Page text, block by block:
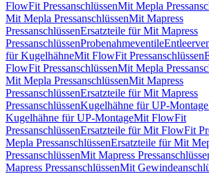
FlowFit PressanschlüssenMit Mepla
Mit Mepla PressanschlüssenMit Mapress
PressanschlüssenErsatzteile für Mit Mapress
PressanschlüssenProbenahmeventile
für KugelhähneMit FlowFit Pressanschlüssen
FlowFit PressanschlüssenMit Mepla
Mit Mepla PressanschlüssenMit Mapress
PressanschlüssenErsatzteile für Mit Mapress
PressanschlüssenKugelhähne für UP-Montage
Kugelhähne für UP-MontageMit FlowFit
PressanschlüssenErsatzteile für Mit FlowFit
Mepla PressanschlüssenErsatzteile für Mit
PressanschlüssenMit Mapress
Mapress PressanschlüssenMit